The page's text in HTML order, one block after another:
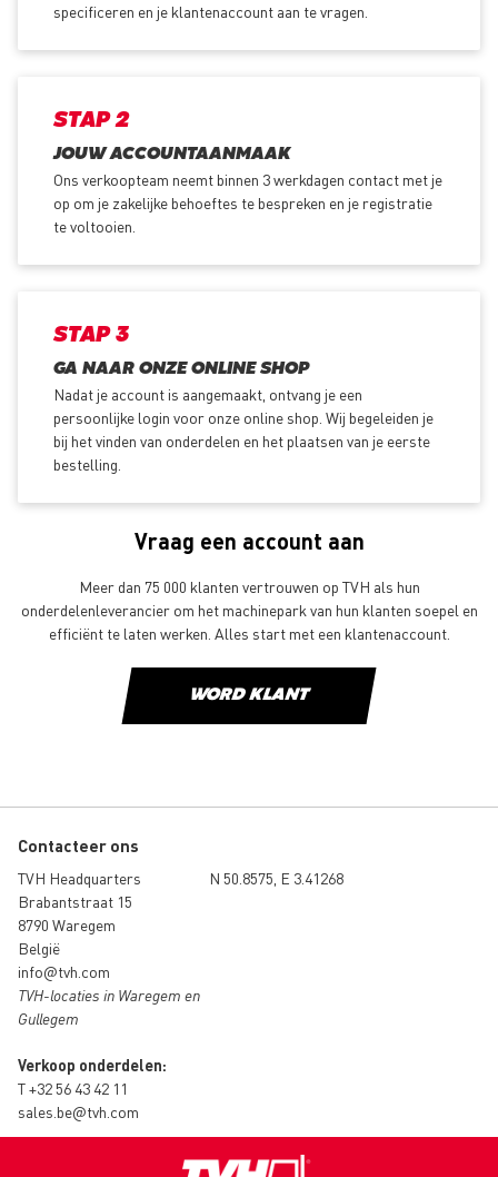
specificeren en je klantenaccount aan te vragen.
STAP 2
JOUW ACCOUNTAANMAAK
Ons verkoopteam neemt binnen 3 werkdagen contact met je
op om je zakelijke behoeftes te bespreken en je registratie
te voltooien.
STAP 3
GA NAAR ONZE ONLINE SHOP
Nadat je account is aangemaakt, ontvang je een
persoonlijke login voor onze online shop. Wij begeleiden je
bij het vinden van onderdelen en het plaatsen van je eerste
bestelling.
Vraag een account aan
Meer dan 75 000 klanten vertrouwen op TVH als hun
onderdelenleverancier om het machinepark van hun klanten soepel en
efficiënt te laten werken. Alles start met een klantenaccount.
WORD KLANT
Contacteer ons
TVH Headquarters
Brabantstraat 15
8790 Waregem
België
info@tvh.com
TVH-locaties in Waregem en
Gullegem
Verkoop onderdelen:
T+32 56 43 42 11
sales.be@tvh.com
N 50.8575, E 3.41268